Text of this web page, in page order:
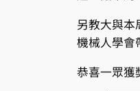
另教大與本
機械人學會
恭喜一眾獲